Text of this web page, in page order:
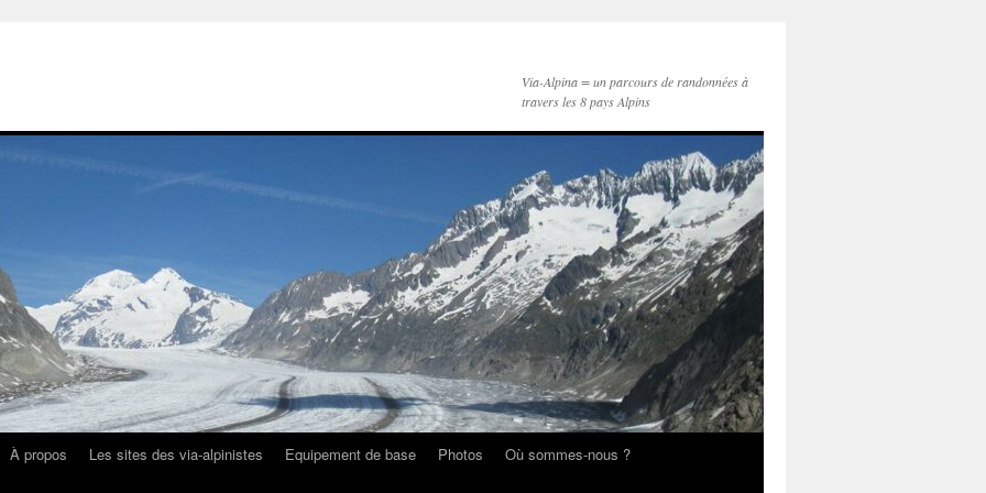
Via-Alpina = un parcours de randonnées à
travers les 8 pays Alpins
À propos Les sites des via-alpinistes Equipement de base Photos
Où sommes-nous ?